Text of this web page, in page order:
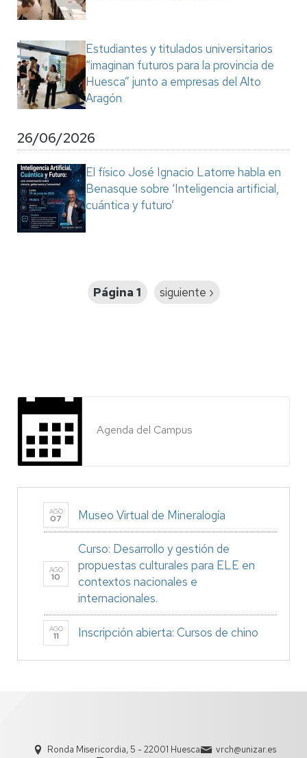
Estudiantes y titulados universitarios
“imaginan futuros para la provincia de
Huesca” junto a empresas del Alto
Aragón
26/06/2026
El físico José Ignacio Latorre habla en
Benasque sobre ‘Inteligencia artificial,
cuántica y futuro’
Página 1
Siguiente
siguiente ›
Agenda del Campus
AGO
07 Museo Virtual de Mineralogía
AGO
10
Curso: Desarrollo y gestión de
propuestas culturales para ELE en
contextos nacionales e
internacionales.
AGO
11 Inscripción abierta: Cursos de chino
Ronda Misericordia, 5 - 22001 Huesca
vrch@unizar.es